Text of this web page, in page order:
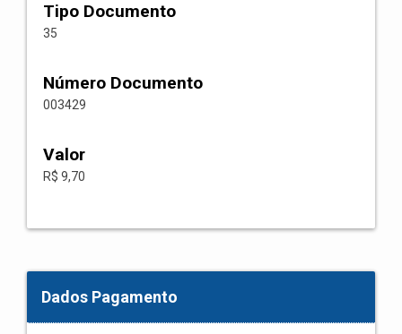
Tipo Documento
35
Número Documento
003429
Valor
R$ 9,70
Dados Pagamento